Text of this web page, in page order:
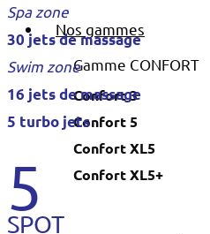
Nos gammes
Gamme CONFORT
Confort 3
Confort 5
Confort XL5
Confort XL5+
Spa zone
30 jets de massage
Swim zone
16 jets de massage
5 turbo jets
5
SPOT